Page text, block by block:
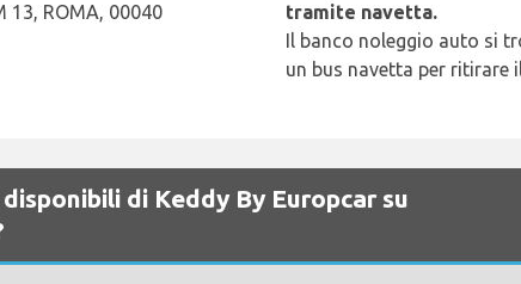
13, ROMA, 00040
tramite navetta.
Il banco noleggio auto si
un bus navetta per ritirare
di Keddy By Europcar su